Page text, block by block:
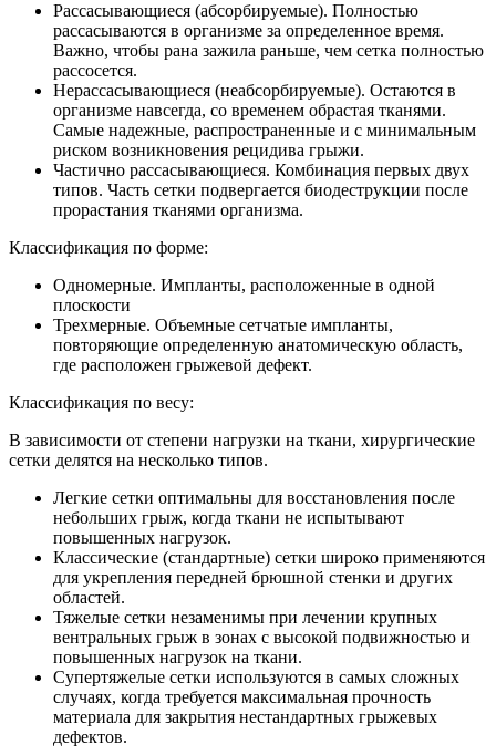
Рассасывающиеся (абсорбируемые). Полностью
рассасываются в организме за определенное время.
Важно, чтобы рана зажила раньше, чем сетка полностью
рассосется.
Нерассасывающиеся (неабсорбируемые). Остаются в
организме навсегда, со временем обрастая тканями.
Самые надежные, распространенные и с минимальным
риском возникновения рецидива грыжи.
Частично рассасывающиеся. Комбинация первых двух
типов. Часть сетки подвергается биодеструкции после
прорастания тканями организма.
Классификация по форме:
Одномерные. Импланты, расположенные в одной
плоскости
Трехмерные. Объемные сетчатые импланты,
повторяющие определенную анатомическую область,
где расположен грыжевой дефект.
Классификация по весу:
В зависимости от степени нагрузки на ткани, хирургические
сетки делятся на несколько типов.
Легкие сетки оптимальны для восстановления после
небольших грыж, когда ткани не испытывают
повышенных нагрузок.
Классические (стандартные) сетки широко применяются
для укрепления передней брюшной стенки и других
областей.
Тяжелые сетки незаменимы при лечении крупных
вентральных грыж в зонах с высокой подвижностью и
повышенных нагрузок на ткани.
Супертяжелые сетки используются в самых сложных
случаях, когда требуется максимальная прочность
материала для закрытия нестандартных грыжевых
дефектов.